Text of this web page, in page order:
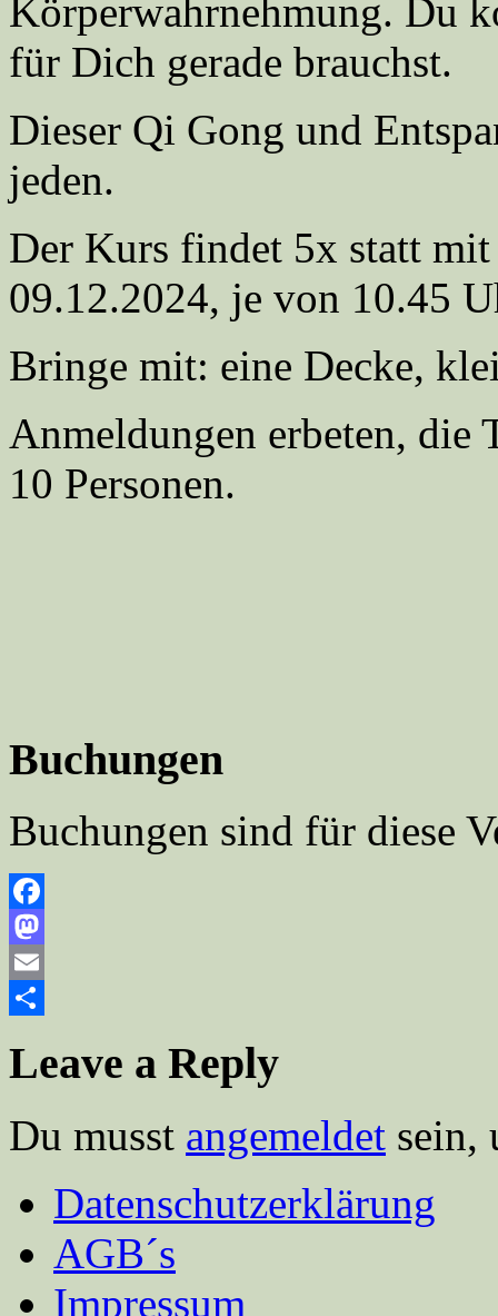
Körperwahrnehmung. Du
für Dich gerade brauchst.
Dieser Qi Gong und
jeden.
Der Kurs findet 5x statt
09.12.2024, je von 10.45
Bringe mit: eine Decke,
Anmeldungen erbeten, die
10 Personen.
Buchungen
Buchungen sind für diese
Facebook
Mastodon
Email
Leave a Reply
Du musst angemeldet sein,
Datenschutzerklärung
AGB´s
Impressum